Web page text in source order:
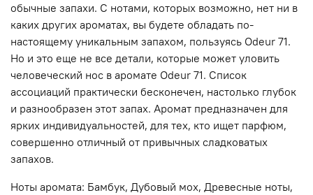
обычные запахи. С нотами, которых возможно, нет ни в
каких других ароматах, вы будете обладать по-
настоящему уникальным запахом, пользуясь Odeur 71.
Но и это еще не все детали, которые может уловить
человеческий нос в аромате Odeur 71. Список
ассоциаций практически бесконечен, настолько глубок
и разнообразен этот запах. Аромат предназначен для
ярких индивидуальностей, для тех, кто ищет парфюм,
совершенно отличный от привычных сладковатых
запахов.
Ноты аромата: Бамбук, Дубовый мох, Древесные ноты,